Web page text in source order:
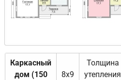
Каркасный
дом (150
8х9
Толщина
утепления